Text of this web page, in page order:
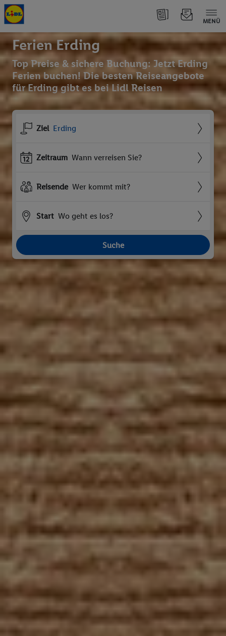
MENÜ
Ferien Erding
Top Preise & sichere Buchung: Jetzt Erding
Ferien buchen! Die besten Reiseangebote
für Erding gibt es bei Lidl Reisen
Ziel Erding
Zeitraum Wann verreisen Sie?
Reisende Wer kommt mit?
Start Wo geht es los?
Suche